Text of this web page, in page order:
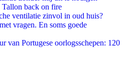
back on fire
ventilatie zinvol in oud huis?
vragen. En soms goede
van Portugese oorlogsschepen: 120